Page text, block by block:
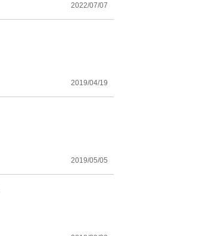
2022/07/07
2019/04/19
2019/05/05